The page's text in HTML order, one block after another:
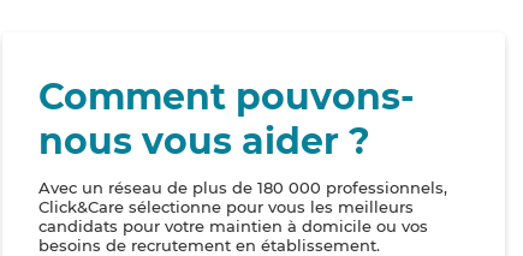
Comment pouvons-
nous vous aider ?
Avec un réseau de plus de 180 000 professionnels,
Click&Care sélectionne pour vous les meilleurs
candidats pour votre maintien à domicile ou vos
besoins de recrutement en établissement.